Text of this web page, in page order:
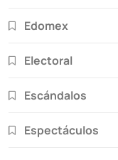
Edomex
Electoral
Escándalos
Espectáculos